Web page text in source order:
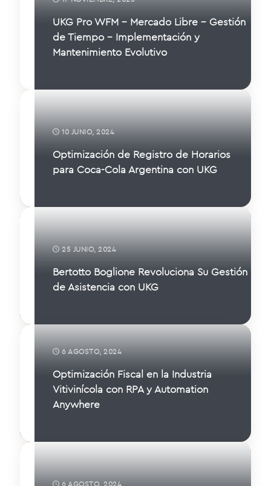
UKG Pro WFM – Mercado Libre – Gestión
de Tiempo – Implementación y
Mantenimiento Evolutivo
10 JUNIO, 2024
Optimización de Registro de Horarios
para Coca-Cola Argentina con UKG
25 JUNIO, 2024
Bertotto Boglione Revoluciona Su Gestión
de Asistencia con UKG
6 AGOSTO, 2024
Optimización Fiscal en la Industria
Vitivinícola con RPA y Automation
Anywhere
6 AGOSTO, 2024